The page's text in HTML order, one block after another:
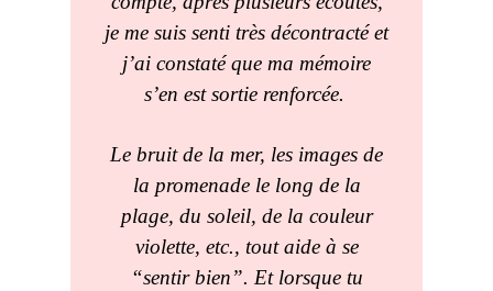
je me suis senti très décontracté et
j’ai constaté que ma mémoire
s’en est sortie renforcée.
Le bruit de la mer, les images de
la promenade le long de la
plage, du soleil, de la couleur
violette, etc., tout aide à se
“sentir bien”. Et lorsque tu